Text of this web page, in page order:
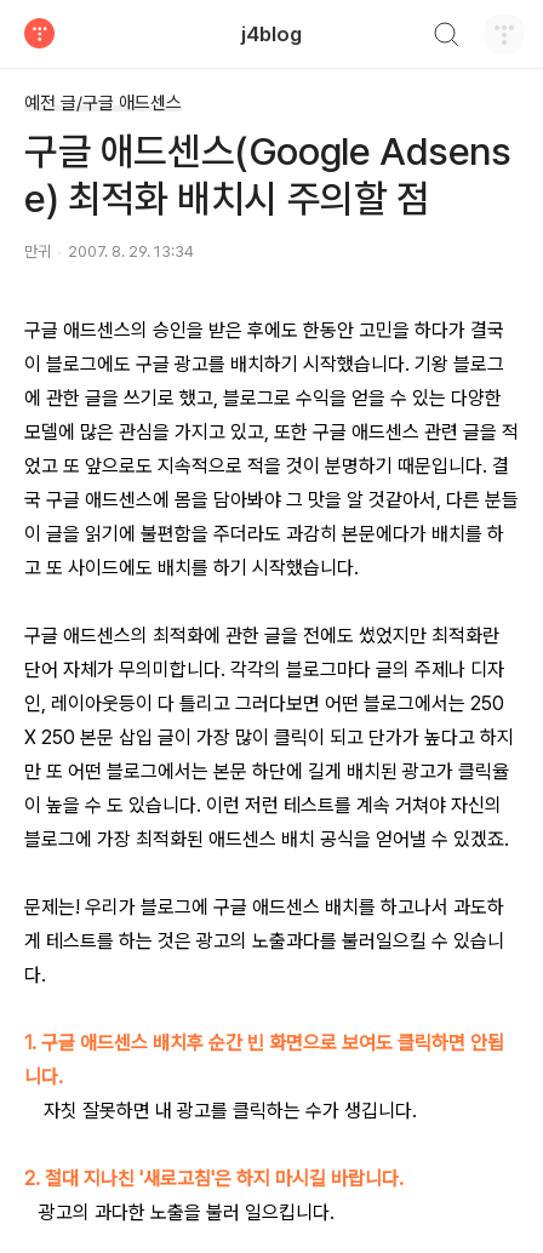
j4blog
예전 글/구글 애드센스
구글 애드센스(Google Adsens
e) 최적화 배치시 주의할 점
만귀 2007. 8. 29. 13:34
구글 애드센스의 승인을 받은 후에도 한동안 고민을 하다가 결국
이 블로그에도 구글 광고를 배치하기 시작했습니다. 기왕 블로그
에 관한 글을 쓰기로 했고, 블로그로 수익을 얻을 수 있는 다양한
모델에 많은 관심을 가지고 있고, 또한 구글 애드센스 관련 글을 적
었고 또 앞으로도 지속적으로 적을 것이 분명하기 때문입니다. 결
국 구글 애드센스에 몸을 담아봐야 그 맛을 알 것같아서, 다른 분들
이 글을 읽기에 불편함을 주더라도 과감히 본문에다가 배치를 하
고 또 사이드에도 배치를 하기 시작했습니다.
구글 애드센스의 최적화에 관한 글을 전에도 썼었지만 최적화란
단어 자체가 무의미합니다. 각각의 블로그마다 글의 주제나 디자
인, 레이아웃등이 다 틀리고 그러다보면 어떤 블로그에서는 250
X 250 본문 삽입 글이 가장 많이 클릭이 되고 단가가 높다고 하지
만 또 어떤 블로그에서는 본문 하단에 길게 배치된 광고가 클릭율
이 높을 수 도 있습니다. 이런 저런 테스트를 계속 거쳐야 자신의
블로그에 가장 최적화된 애드센스 배치 공식을 얻어낼 수 있겠죠.
문제는! 우리가 블로그에 구글 애드센스 배치를 하고나서 과도하
게 테스트를 하는 것은 광고의 노출과다를 불러일으킬 수 있습니
다.
1. 구글 애드센스 배치후 순간 빈 화면으로 보여도 클릭하면 안됩
니다.
자칫 잘못하면 내 광고를 클릭하는 수가 생깁니다.
2. 절대 지나친 '새로고침'은 하지 마시길 바랍니다.
광고의 과다한 노출을 불러 일으킵니다.